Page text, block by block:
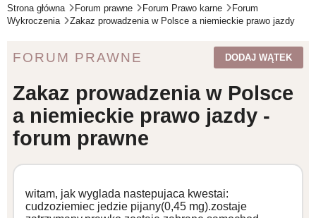
WZORY DOKUMENTÓW
FORUM PRAWNE
Strona główna Forum prawne Forum Prawo karne
Forum
Wykroczenia
Zakaz prowadzenia w Polsce a niemieckie prawo jazdy
FORUM PRAWNE DODAJ WĄTEK
Zakaz prowadzenia w Polsce
a niemieckie prawo jazdy -
forum prawne
witam, jak wyglada nastepujaca kwestai:
cudzoziemiec jedzie pijany(0,45 mg).zostaje